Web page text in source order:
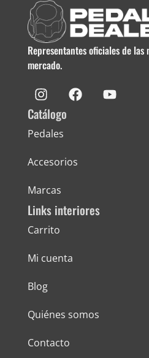
Representantes oficiales de las
mercado.
Catálogo
Pedales
Accesorios
Marcas
Links interiores
Carrito
Mi cuenta
Blog
Quiénes somos
Contacto